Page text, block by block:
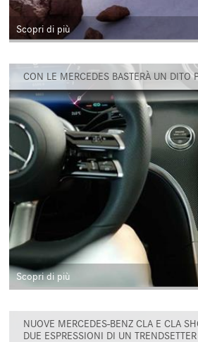
Scopri di più
CON LE MERCEDES BASTERÀ UN DITO
Scopri di più
NUOVE MERCEDES-BENZ CLA E CLA
DUE ESPRESSIONI DI UN TRENDSETTER